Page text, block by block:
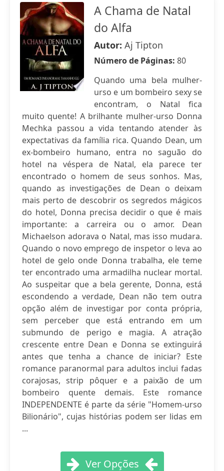
A Chama de Natal
do Alfa
Autor: Aj Tipton
Número de Páginas: 80
Quando uma bela mulher-
urso e um bombeiro sexy se
encontram, o Natal fica
muito quente! A brilhante mulher-urso Donna
Mechka passou a vida tentando atender às
expectativas da família rica. Quando Dean, um
ex-bombeiro humano, entra no saguão do
hotel na véspera de Natal, ela parece ter
encontrado o homem de seus sonhos. Mas,
quando as investigações de Dean o deixam
mais perto de descobrir os segredos mágicos
do hotel, Donna precisa decidir o que é mais
importante: a carreira ou o amor. Dean
Michaelson adorava o Natal, mas isso mudara.
Quando o novo emprego de inspetor o leva ao
hotel de gelo onde Donna trabalha, ele teme
ter encontrado uma armadilha nuclear mortal.
Ao suspeitar que a bela gerente, Donna, está
escondendo a verdade, Dean não tem outra
opção além de investigar por conta própria,
sem perceber que está entrando em um
submundo de perigo e magia. A atração
crescente entre Dean e Donna se extinguirá
antes que tenha a chance de iniciar? Este
romance paranormal para adultos inclui fadas
corajosas, strip pôquer e a paixão de um
bombeiro quente demais. Este romance
INDEPENDENTE é parte da série "Homem-urso
Bilionário", cujas histórias podem ser lidas em
...
Ver Opções